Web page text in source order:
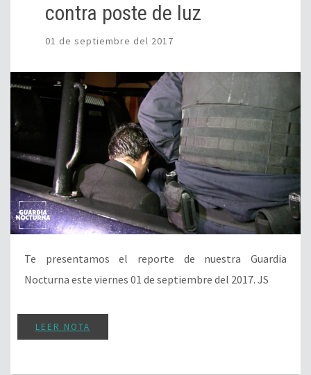
contra poste de luz
01 de septiembre del 2017
Te presentamos el reporte de nuestra Guardia
Nocturna este viernes 01 de septiembre del 2017. JS
LEER NOTA